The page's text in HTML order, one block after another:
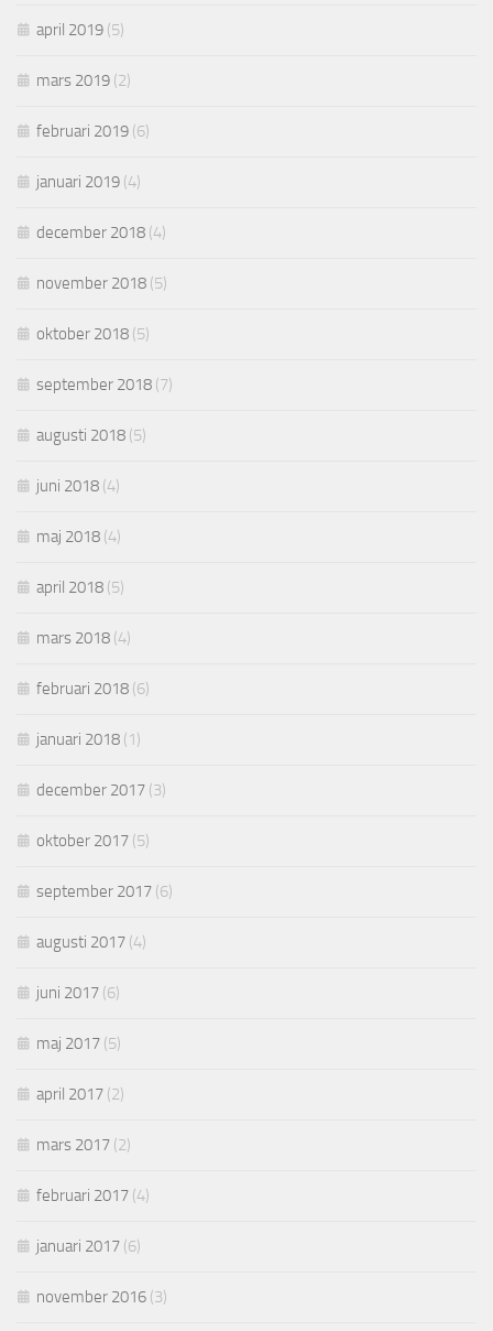
april 2019 (5)
mars 2019 (2)
februari 2019 (6)
januari 2019 (4)
december 2018 (4)
november 2018 (5)
oktober 2018 (5)
september 2018 (7)
augusti 2018 (5)
juni 2018 (4)
maj 2018 (4)
april 2018 (5)
mars 2018 (4)
februari 2018 (6)
januari 2018 (1)
december 2017 (3)
oktober 2017 (5)
september 2017 (6)
augusti 2017 (4)
juni 2017 (6)
maj 2017 (5)
april 2017 (2)
mars 2017 (2)
februari 2017 (4)
januari 2017 (6)
november 2016 (3)